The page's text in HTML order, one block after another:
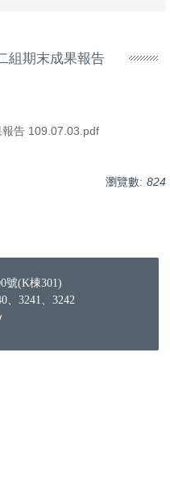
組期末成果報告
告 109.07.03.pdf
瀏覽數: 824
號(K棟301)
、3241、3242